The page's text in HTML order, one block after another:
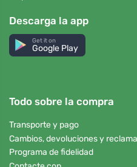
Descarga la app
Get it on
Google Play
Todo sobre la compra
Transporte y pago
Cambios, devoluciones y
Programa de fidelidad